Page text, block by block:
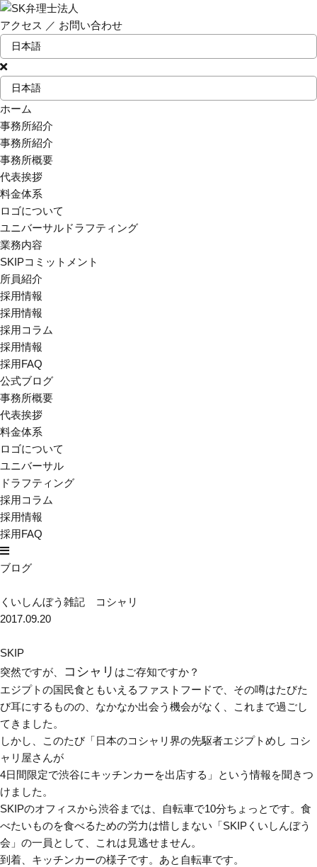
アクセス ／ お問い合わせ
ホーム
事務所紹介
事務所紹介
事務所概要
代表挨拶
料金体系
ロゴについて
ユニバーサルドラフティング
業務内容
SKIPコミットメント
所員紹介
採用情報
採用情報
採用コラム
採用情報
採用FAQ
公式ブログ
事務所概要
代表挨拶
料金体系
ロゴについて
ユニバーサル
ドラフティング
採用コラム
採用情報
採用FAQ
ブログ
くいしんぼう雑記 コシャリ
2017.09.20
SKIP
突然ですが、
コシャリ はご存知ですか？
エジプトの国民食ともいえるファストフードで、その噂はたびた
び耳にするものの、なかなか出会う機会がなく、これまで過ごし
てきました。
しかし、このたび「日本のコシャリ界の先駆者エジプトめし コシ
ャリ屋さんが
4日間限定で渋谷にキッチンカーを出店する」という情報を聞きつ
けました。
SKIPのオフィスから渋谷までは、自転車で10分ちょっとです。食
べたいものを食べるための労力は惜しまない「SKIPくいしんぼう
会」の一員として、これは見逃せません。
到着、キッチンカーの様子です。あと自転車です。